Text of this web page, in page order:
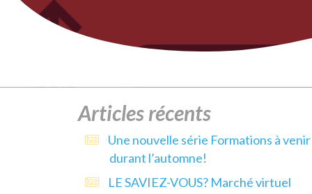
Articles récents
Une nouvelle série Formations à venir
durant l’automne!
LE SAVIEZ-VOUS? Marché virtuel